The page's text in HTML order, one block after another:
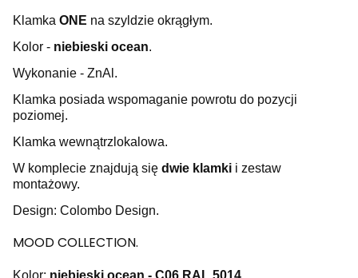
Klamka ONE na szyldzie okrągłym.
Kolor - niebieski ocean.
Wykonanie - ZnAl.
Klamka posiada wspomaganie powrotu do pozycji
poziomej.
Klamka wewnątrzlokalowa.
W komplecie znajdują się dwie klamki i zestaw
montażowy.
Design: Colombo Design.
MOOD COLLECTION.